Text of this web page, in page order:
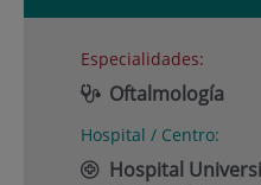
Especialidades:
Oftalmología
Hospital / Centro:
Hospital